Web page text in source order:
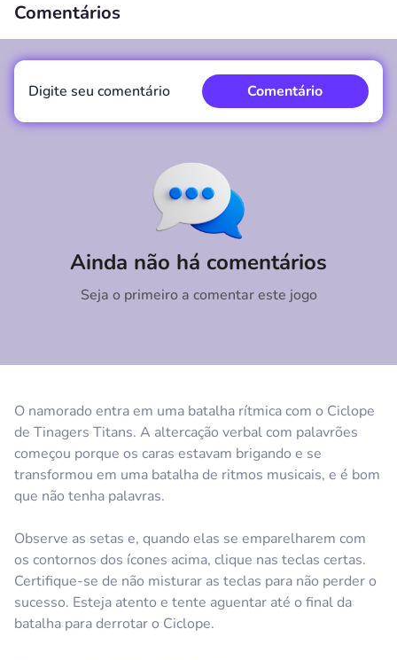
O namorado entra em uma batalha rítmica com o Ciclope
de Tinagers Titans. A altercação verbal com palavrões
começou porque os caras estavam brigando e se
transformou em uma batalha de ritmos musicais, e é bom
que não tenha palavras.
Observe as setas e, quando elas se emparelharem com
os contornos dos ícones acima, clique nas teclas certas.
Certifique-se de não misturar as teclas para não perder o
sucesso. Esteja atento e tente aguentar até o final da
batalha para derrotar o Ciclope.
Comentários
Ainda não há comentários
Seja o primeiro a comentar este jogo
Digite seu comentário Comentário